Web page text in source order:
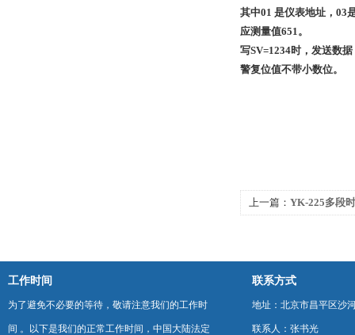
其中01 是仪表地址，03
应测量值651。
写SV=1234时，发送数
警复位值不带小数位。
上一篇： YK-225多段
工作时间
为了避免不必要的等待，敬请注意我们的工作时
间 。以下是我们的正常工作时间，中国大陆法定
联系方式
地址：北京市昌平区沙
联系人：张书光